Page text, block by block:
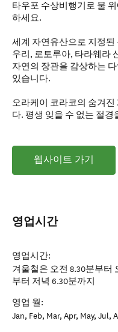
타우포 수상비행기로 물
하세요.
세계 자연유산으로 지정
우리, 로토루아, 타라웨라
자연의 장관을 감상하는
있습니다.
오라케이 코라코의 숨겨진
다. 평생 잊을 수 없는 절경
웹사이트 가기
영업시간
영업시간:
겨울철은 오전 8.30분부터
부터 저녁 6.30분까지
영업 월:
Jan, Feb, Mar, Apr, May, Jul,